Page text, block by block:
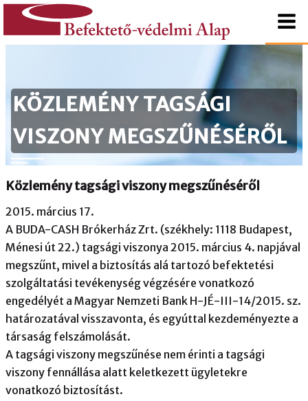
tartalomhoz
Alap
KÖZLEMÉNY TAGSÁGI
VISZONY MEGSZŰNÉSÉRŐL
Közlemény tagsági viszony megszűnéséről
2015. március 17.
A BUDA-CASH Brókerház Zrt. (székhely: 1118 Budapest,
Ménesi út 22.) tagsági viszonya 2015. március 4. napjával
megszűnt, mivel a biztosítás alá tartozó befektetési
szolgáltatási tevékenység végzésére vonatkozó
engedélyét a Magyar Nemzeti Bank H-JÉ-III-14/2015. sz.
határozatával visszavonta, és egyúttal kezdeményezte a
társaság felszámolását.
A tagsági viszony megszűnése nem érinti a tagsági
viszony fennállása alatt keletkezett ügyletekre
vonatkozó biztosítást.